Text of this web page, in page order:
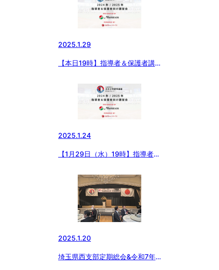
球部、京都外大西高 女子硬式野
球部、つくば国際高 硬式野球部
2025.1.29
【本日19時】指導者＆保護者講
2025.1.24
【1月29日（水）19時】指導者＆
2025.1.20
埼玉県西支部定期総会&令和7年